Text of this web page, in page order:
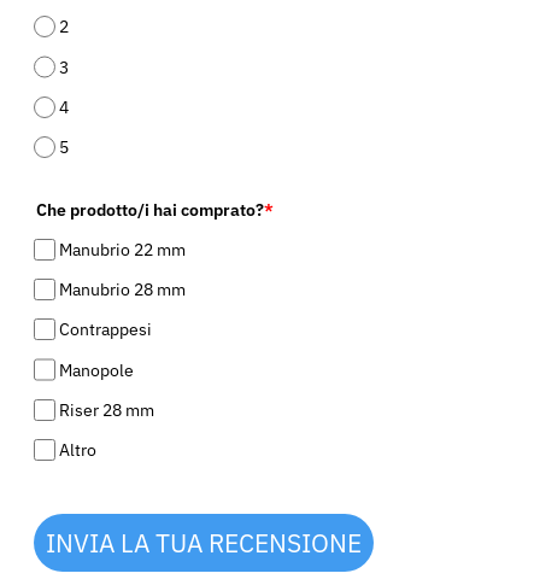
2
3
4
5
Che prodotto/i hai comprato?*
Manubrio 22 mm
Manubrio 28 mm
Contrappesi
Manopole
Riser 28 mm
Altro
INVIA LA TUA RECENSIONE